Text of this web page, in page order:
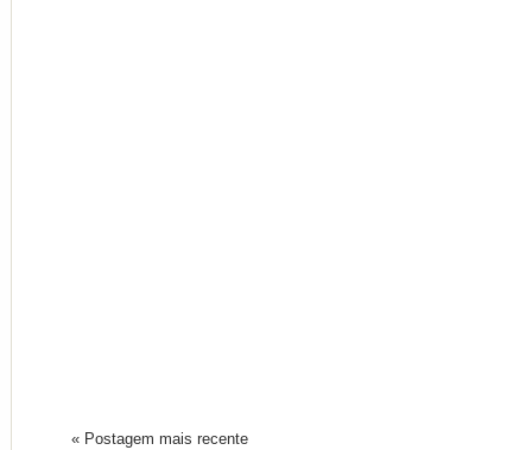
« Postagem mais recente